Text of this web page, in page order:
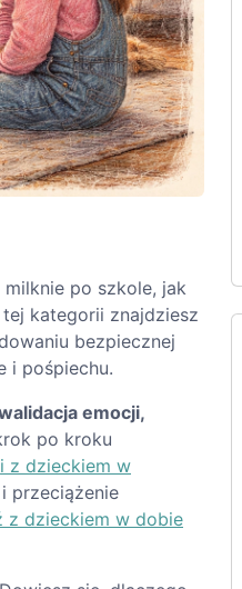
po szkole, jak
kategorii znajdziesz
bezpiecznej
i pośpiechu.
emocji,
po kroku
z dzieckiem w
przeciążenie
z dzieckiem w dobie